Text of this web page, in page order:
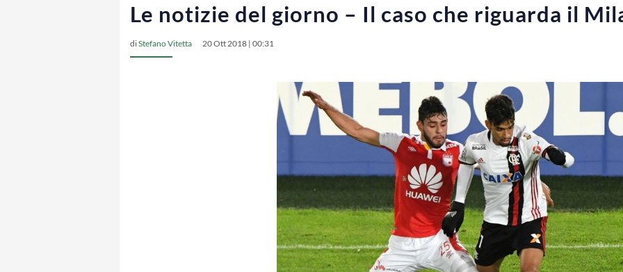
Le notizie del giorno – Il caso che riguarda il
diStefano Vitetta 20 Ott 2018 | 00:31